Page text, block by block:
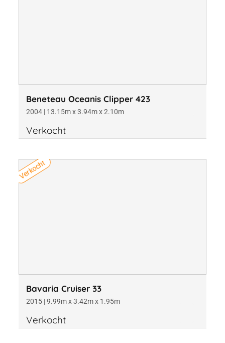
Beneteau Oceanis Clipper 423
2004 | 13.15m x 3.94m x 2.10m
Verkocht
Verkocht
Bavaria Cruiser 33
2015 | 9.99m x 3.42m x 1.95m
Verkocht